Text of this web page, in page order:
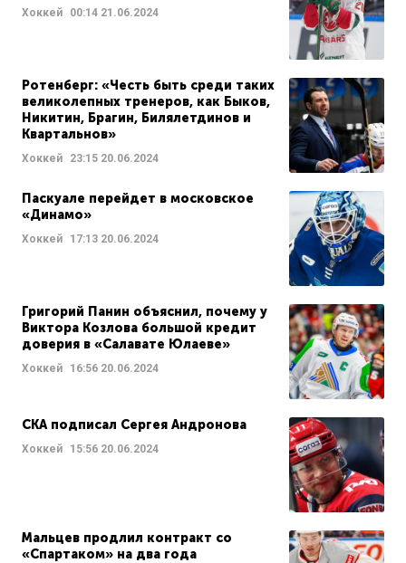
Хоккей 00:14 21.06.2024
Ротенберг: «Честь быть среди таких
великолепных тренеров, как Быков,
Никитин, Брагин, Билялетдинов и
Квартальнов»
Хоккей 23:15 20.06.2024
Паскуале перейдет в московское
«Динамо»
Хоккей 17:13 20.06.2024
Григорий Панин объяснил, почему у
Виктора Козлова большой кредит
доверия в «Салавате Юлаеве»
Хоккей 16:56 20.06.2024
СКА подписал Сергея Андронова
Хоккей 15:56 20.06.2024
Мальцев продлил контракт со
«Спартаком» на два года